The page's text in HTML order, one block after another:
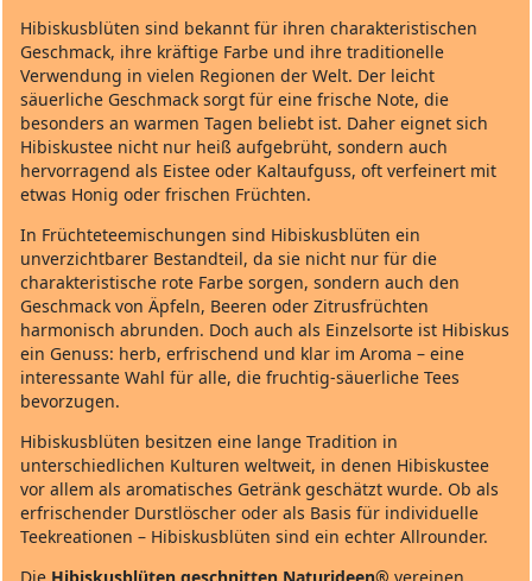
Hibiskusblüten sind bekannt für ihren charakteristischen
Geschmack, ihre kräftige Farbe und ihre traditionelle
Verwendung in vielen Regionen der Welt. Der leicht
säuerliche Geschmack sorgt für eine frische Note, die
besonders an warmen Tagen beliebt ist. Daher eignet sich
Hibiskustee nicht nur heiß aufgebrüht, sondern auch
hervorragend als Eistee oder Kaltaufguss, oft verfeinert mit
etwas Honig oder frischen Früchten.
In Früchteteemischungen sind Hibiskusblüten ein
unverzichtbarer Bestandteil, da sie nicht nur für die
charakteristische rote Farbe sorgen, sondern auch den
Geschmack von Äpfeln, Beeren oder Zitrusfrüchten
harmonisch abrunden. Doch auch als Einzelsorte ist Hibiskus
ein Genuss: herb, erfrischend und klar im Aroma – eine
interessante Wahl für alle, die fruchtig-säuerliche Tees
bevorzugen.
Hibiskusblüten besitzen eine lange Tradition in
unterschiedlichen Kulturen weltweit, in denen Hibiskustee
vor allem als aromatisches Getränk geschätzt wurde. Ob als
erfrischender Durstlöscher oder als Basis für individuelle
Teekreationen – Hibiskusblüten sind ein echter Allrounder.